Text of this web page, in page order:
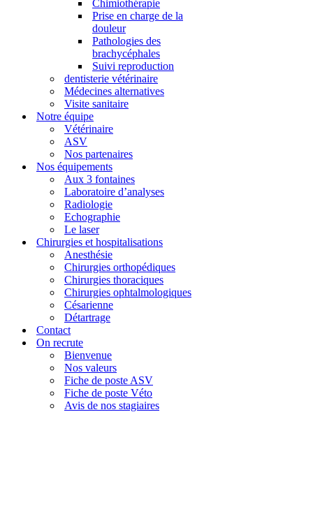
Chimiothérapie
Prise en charge de la
douleur
Pathologies des
brachycéphales
Suivi reproduction
dentisterie vétérinaire
Médecines alternatives
Visite sanitaire
Notre équipe
Vétérinaire
ASV
Nos partenaires
Nos équipements
Aux 3 fontaines
Laboratoire d’analyses
Radiologie
Echographie
Le laser
Chirurgies et hospitalisations
Anesthésie
Chirurgies orthopédiques
Chirurgies thoraciques
Chirurgies ophtalmologiques
Césarienne
Détartrage
Contact
On recrute
Bienvenue
Nos valeurs
Fiche de poste ASV
Fiche de poste Véto
Avis de nos stagiaires